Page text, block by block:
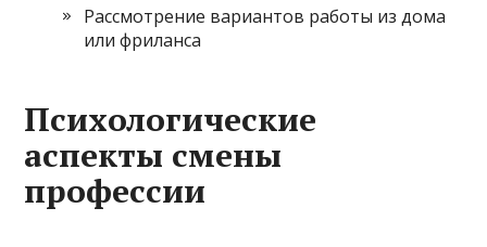
Рассмотрение вариантов работы из дома
или фриланса
Психологические
аспекты смены
профессии